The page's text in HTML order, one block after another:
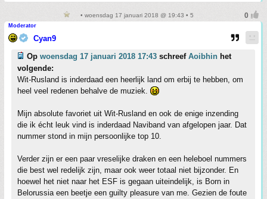
• woensdag 17 januari 2018 @ 19:43 • 5
Moderator
Cyan9
Op woensdag 17 januari 2018 17:43 schreef Aoibhin het
volgende:
Wit-Rusland is inderdaad een heerlijk land om erbij te hebben, om
heel veel redenen behalve de muziek.
Mijn absolute favoriet uit Wit-Rusland en ook de enige inzending
die ik écht leuk vind is inderdaad Naviband van afgelopen jaar. Dat
nummer stond in mijn persoonlijke top 10.
Verder zijn er een paar vreselijke draken en een heleboel nummers
die best wel redelijk zijn, maar ook weer totaal niet bijzonder. En
hoewel het niet naar het ESF is gegaan uiteindelijk, is Born in
Belorussia een beetje een guilty pleasure van me. Gezien de foute